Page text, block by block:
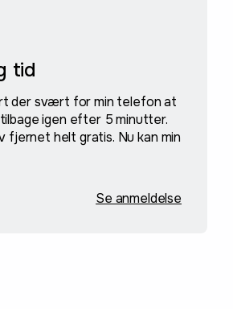
tid
der svært for min telefon at
igen efter 5 minutter.
fjernet helt gratis. Nu kan min
Se anmeldelse